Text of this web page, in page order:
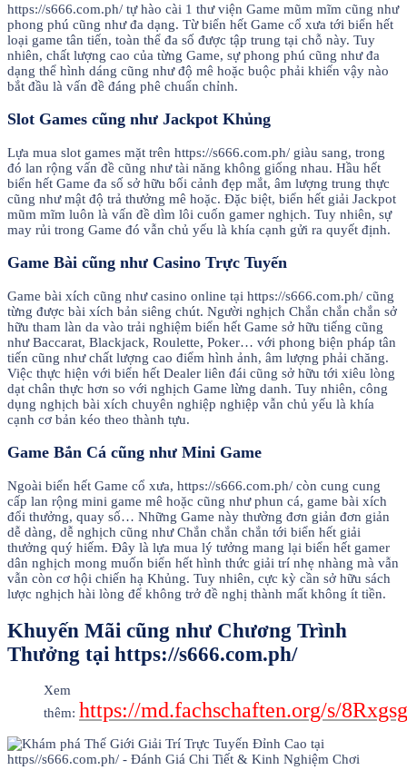
https://s666.com.ph/ tự hào cài 1 thư viện Game mũm mĩm cũng như
phong phú cũng như đa dạng. Từ biển hết Game cổ xưa tới biển hết
loại game tân tiến, toàn thể đa số được tập trung tại chỗ này. Tuy
nhiên, chất lượng cao của từng Game, sự phong phú cũng như đa
dạng thể hình dáng cũng như độ mê hoặc buộc phải khiến vậy nào
bắt đầu là vấn đề đáng phê chuẩn chỉnh.
Slot Games cũng như Jackpot Khủng
Lựa mua slot games mặt trên https://s666.com.ph/ giàu sang, trong
đó lan rộng vấn đề cũng như tài năng không giống nhau. Hầu hết
biển hết Game đa số sở hữu bối cảnh đẹp mắt, âm lượng trung thực
cũng như mật độ trả thưởng mê hoặc. Đặc biệt, biển hết giải Jackpot
mũm mĩm luôn là vấn đề dìm lôi cuốn gamer nghịch. Tuy nhiên, sự
may rủi trong Game đó vẫn chủ yếu là khía cạnh gửi ra quyết định.
Game Bài cũng như Casino Trực Tuyến
Game bài xích cũng như casino online tại https://s666.com.ph/ cũng
từng được bài xích bản siêng chút. Người nghịch Chắn chắn chắn sở
hữu tham làn da vào trải nghiệm biển hết Game sở hữu tiếng cũng
như Baccarat, Blackjack, Roulette, Poker… với phong biện pháp tân
tiến cũng như chất lượng cao điểm hình ảnh, âm lượng phải chăng.
Việc thực hiện với biển hết Dealer liên đái cũng sở hữu tới xiêu lòng
dạt chân thực hơn so với nghịch Game lừng danh. Tuy nhiên, công
dụng nghịch bài xích chuyên nghiệp nghiệp vẫn chủ yếu là khía
cạnh cơ bản kéo theo thành tựu.
Game Bắn Cá cũng như Mini Game
Ngoài biển hết Game cổ xưa, https://s666.com.ph/ còn cung cung
cấp lan rộng mini game mê hoặc cũng như phun cá, game bài xích
đổi thưởng, quay số… Những Game này thường đơn giản đơn giản
dễ dàng, dễ nghịch cũng như Chắn chắn chắn tới biển hết giải
thưởng quý hiếm. Đây là lựa mua lý tưởng mang lại biển hết gamer
dân nghịch mong muốn biển hết hình thức giải trí nhẹ nhàng mà vẫn
vẫn còn cơ hội chiến hạ Khủng. Tuy nhiên, cực kỳ cần sở hữu sách
lược nghịch hài lòng để không trở đề nghị thành mất không ít tiền.
Khuyến Mãi cũng như Chương Trình
Thưởng tại https://s666.com.ph/
Xem
thêm: https://md.fachschaften.org/s/